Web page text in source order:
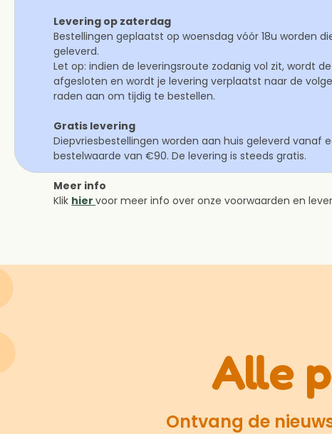
Levering op zaterdag
Bestellingen geplaatst op woensdag vóór 18u worden
geleverd.
Let op: indien de leveringsroute zodanig vol zit, wordt
afgesloten en wordt je levering verplaatst naar de
raden aan om tijdig te bestellen.
Gratis levering
Diepvriesbestellingen worden aan huis geleverd vanaf
bestelwaarde van €90. De levering is steeds gratis.
Meer info
Klik hiervoor meer info over onze voorwaarden en
Alle
Ontvang de